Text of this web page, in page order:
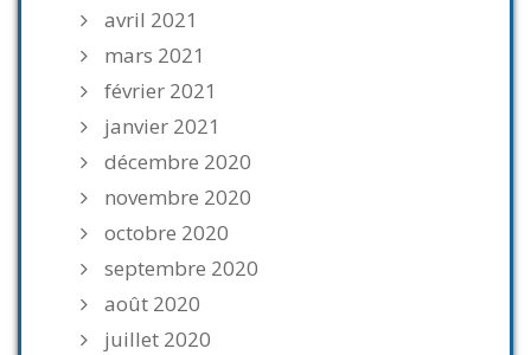
avril 2021
mars 2021
février 2021
janvier 2021
décembre 2020
novembre 2020
octobre 2020
septembre 2020
août 2020
juillet 2020